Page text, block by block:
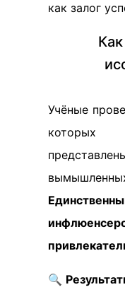
как залог
Учёные
которых
🔍